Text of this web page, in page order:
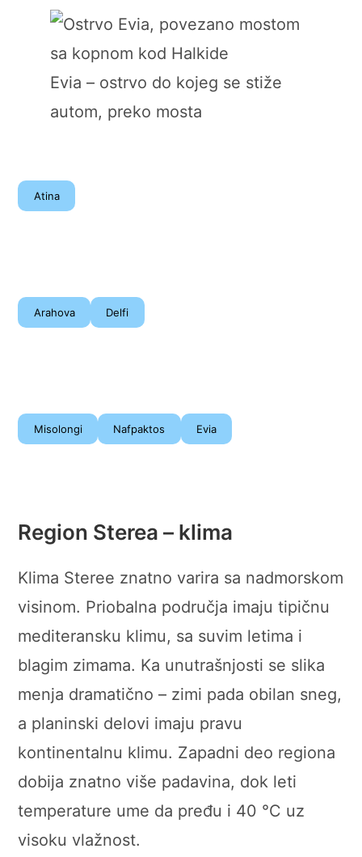
Evia – ostrvo do kojeg se stiže
autom, preko mosta
Atina
Arahova Delfi
Misolongi Nafpaktos Evia
Region Sterea – klima
Klima Steree znatno varira sa nadmorskom
visinom. Priobalna područja imaju tipičnu
mediteransku klimu, sa suvim letima i
blagim zimama. Ka unutrašnjosti se slika
menja dramatično – zimi pada obilan sneg,
a planinski delovi imaju pravu
kontinentalnu klimu. Zapadni deo regiona
dobija znatno više padavina, dok leti
temperature ume da pređu i 40 °C uz
visoku vlažnost.